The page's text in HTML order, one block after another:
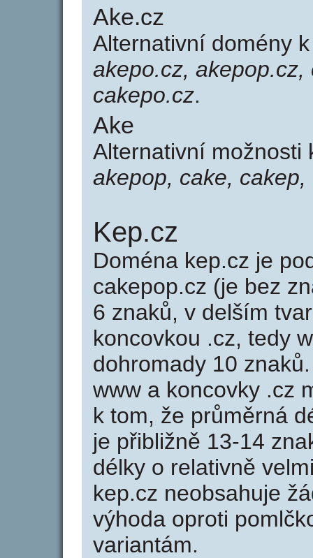
Ake.cz
Alternativní domény
akepo.cz,
cakepo.cz.
Ake
Alternativní možnosti
akepop, cake, cakep,
Kep.cz
Doména kep.cz je
cakepop.cz (je bez
6 znaků, v delším
koncovkou .cz, tedy
dohromady 10
www a koncovky .cz
k tom, že průměrná
je přibližně 13-14
délky o relativně
kep.cz neobsahuje
výhoda oproti
variantám.